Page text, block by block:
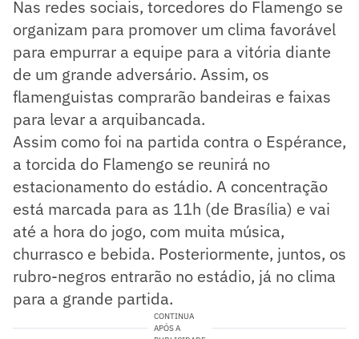
Nas redes sociais, torcedores do Flamengo se
organizam para promover um clima favorável
para empurrar a equipe para a vitória diante
de um grande adversário. Assim, os
flamenguistas comprarão bandeiras e faixas
para levar a arquibancada.
Assim como foi na partida contra o Espérance,
a torcida do Flamengo se reunirá no
estacionamento do estádio. A concentração
está marcada para as 11h (de Brasília) e vai
até a hora do jogo, com muita música,
churrasco e bebida. Posteriormente, juntos, os
rubro-negros entrarão no estádio, já no clima
para a grande partida.
CONTINUA
APÓS A